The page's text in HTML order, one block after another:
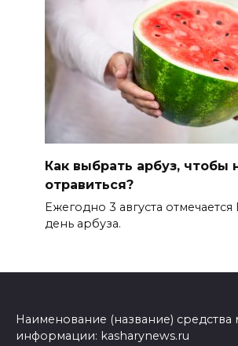
Как выбрать арбуз, чтобы
отравиться?
Ежегодно 3 августа
день арбуза.
Наименование (название) средства
информации: kasharynews.ru